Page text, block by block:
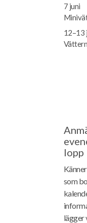
7 juni
12–13
lopp
som
lägger